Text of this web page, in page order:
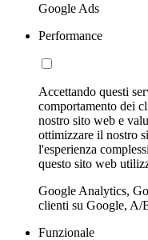
Google Ads
Performance
Accettando questi
comportamento dei
nostro sito web e
ottimizzare il nostro
l'esperienza
questo sito web
Google Analytics,
clienti su Google, A/
Funzionale